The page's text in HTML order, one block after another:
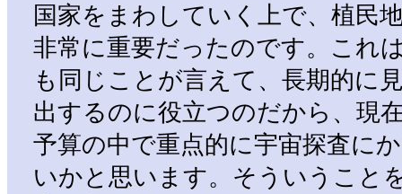
国家をまわしていく上で、植民
非常に重要だったのです。これ
も同じことが言えて、長期的に
出するのに役立つのだから、現
予算の中で重点的に宇宙探査に
いかと思います。そういうこと